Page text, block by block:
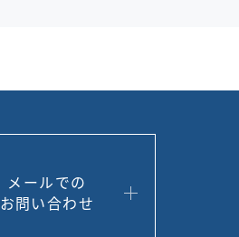
メールでの
お問い合わせ